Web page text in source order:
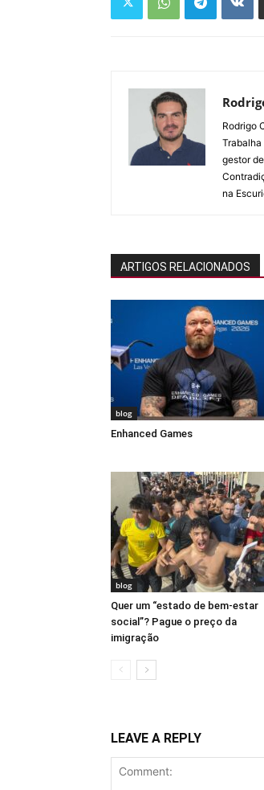
Rodrigo
gestor
na
ARTIGOS RELACIONADOS
blog
Enhanced Games
blog
Quer um “estado de bem-estar
social”? Pague o preço da
imigração
LEAVE A REPLY